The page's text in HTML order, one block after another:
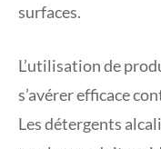
surfaces.
L’utilisation de
s’avérer efficace
Les détergents